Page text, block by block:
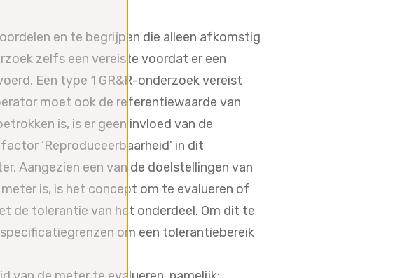
en te begrijpen die alleen afkomstig
zelfs een vereiste voordat er een
Een type 1 GR&R-onderzoek vereist
moet ook de referentiewaarde van
is, is er geen invloed van de
‘Reproduceerbaarheid’ in dit
Aangezien een van de doelstellingen van
is, is het concept om te evalueren of
de tolerantie van het onderdeel. Om dit te
om een tolerantiebereik